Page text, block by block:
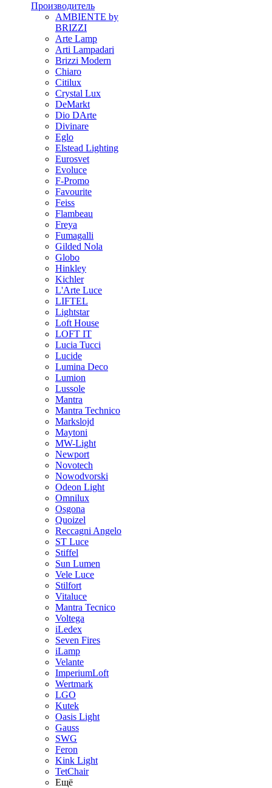
Производитель
AMBIENTE by
BRIZZI
Arte Lamp
Arti Lampadari
Brizzi Modern
Chiaro
Citilux
Crystal Lux
DeMarkt
Dio DArte
Divinare
Eglo
Elstead Lighting
Eurosvet
Evoluce
F-Promo
Favourite
Feiss
Flambeau
Freya
Fumagalli
Gilded Nola
Globo
Hinkley
Kichler
L'Arte Luce
LIFTEL
Lightstar
Loft House
LOFT IT
Lucia Tucci
Lucide
Lumina Deco
Lumion
Lussole
Mantra
Mantra Technico
Markslojd
Maytoni
MW-Light
Newport
Novotech
Nowodvorski
Odeon Light
Omnilux
Osgona
Quoizel
Reccagni Angelo
ST Luce
Stiffel
Sun Lumen
Vele Luce
Stilfort
Vitaluce
Mantra Tecnico
Voltega
iLedex
Seven Fires
iLamp
Velante
ImperiumLoft
Wertmark
LGO
Kutek
Oasis Light
Gauss
SWG
Feron
Kink Light
TetСhair
Ещё